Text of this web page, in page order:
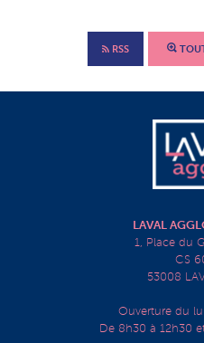
RSS
LAVAL
1, Place du
CS
53008
Ouverture du
De 8h30 à 12h30